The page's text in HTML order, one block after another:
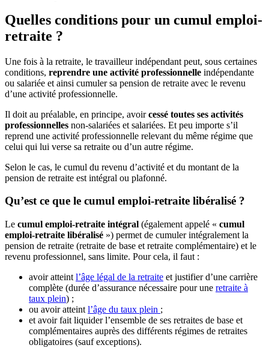
Quelles conditions pour un cumul emploi-
retraite ?
Une fois à la retraite, le travailleur indépendant peut, sous certaines
conditions, reprendre une activité professionnelle indépendante
ou salariée et ainsi cumuler sa pension de retraite avec le revenu
d’une activité professionnelle.
Il doit au préalable, en principe, avoircessé toutes ses activités
professionnelles non-salariées et salariées. Et peu importe s’il
reprend une activité professionnelle relevant du même régime que
celui qui lui verse sa retraite ou d’un autre régime.
Selon le cas, le cumul du revenu d’activité et du montant de la
pension de retraite est intégral ou plafonné.
Qu’est ce que le cumul emploi-retraite libéralisé ?
Le cumul emploi-retraite intégral (également appelé « cumul
emploi-retraite libéralisé ») permet de cumuler intégralement la
pension de retraite (retraite de base et retraite complémentaire) et le
revenu professionnel, sans limite. Pour cela, il faut :
avoir atteint l’âge légal de la retraite et justifier d’une carrière
complète (durée d’assurance nécessaire pour une retraite à
taux plein) ;
ou avoir atteint l’âge du taux plein ;
et avoir fait liquider l’ensemble de ses retraites de base et
complémentaires auprès des différents régimes de retraites
obligatoires (sauf exceptions).